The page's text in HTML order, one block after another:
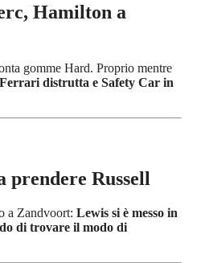
Hamilton a
gomme Hard. Proprio mentre
Ferrari distrutta e Safety Car in
prendere Russell
a Zandvoort: Lewis si è messo in
di trovare il modo di